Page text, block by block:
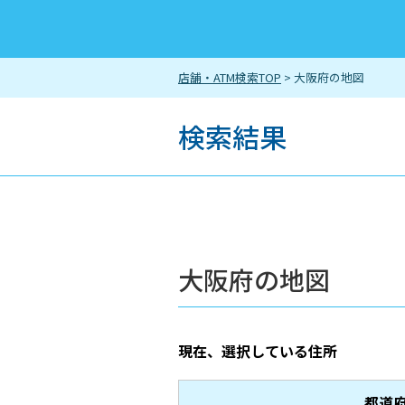
店舗・ATM検索TOP > 大阪府の地図
検索結果
大阪府の地図
現在、選択している住所